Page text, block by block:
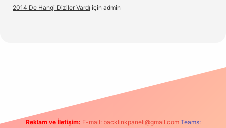
2014 De Hangi Diziler Vardı için admin
Reklam ve İletişim: E-mail: backlinkpaneli@gmail.com Teams: